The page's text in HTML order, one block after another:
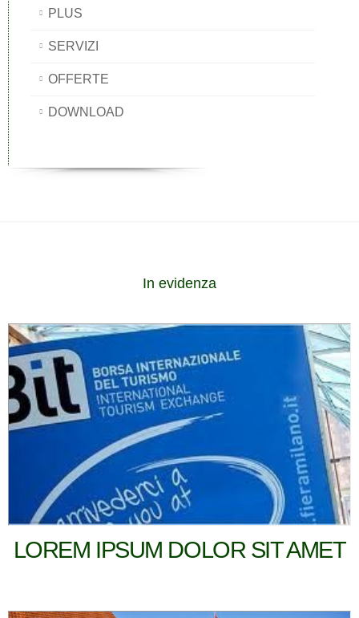
PLUS
SERVIZI
OFFERTE
DOWNLOAD
In evidenza
LOREM IPSUM DOLOR SIT AMET